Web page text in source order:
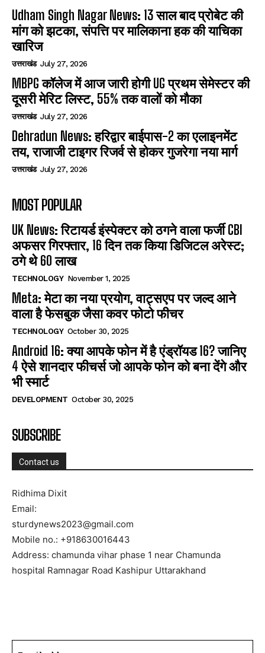
Udham Singh Nagar News: 13 साल बाद प्रोबेट की
मांग को झटका, संपत्ति पर मालिकाना हक की याचिका
खारिज
उत्तराखंड July 27, 2026
MBPG कॉलेज में आज जारी होगी UG प्रथम सेमेस्टर की
दूसरी मेरिट लिस्ट, 55% तक वालों को मौका
उत्तराखंड July 27, 2026
Dehradun News: हरिद्वार बाईपास-2 का एलाइनमेंट
तय, राजाजी टाइगर रिजर्व से होकर गुजरेगा नया मार्ग
उत्तराखंड July 27, 2026
MOST POPULAR
UK News: रिटायर्ड इंस्पेक्टर को ठगने वाला फर्जी CBI
अफसर गिरफ्तार, 16 दिन तक किया डिजिटल अरेस्ट;
ठगे थे 60 लाख
TECHNOLOGY November 1, 2025
Meta: मेटा का नया प्रयोग, वाट्सएप पर जल्द आने
वाला है फेसबुक जैसा कवर फोटो फीचर
TECHNOLOGY October 30, 2025
Android 16: क्या आपके फोन में है एंड्रॉयड 16? जानिए
4 ऐसे शानदार फीचर्स जो आपके फोन को बना देंगे और
भी स्मार्ट
DEVELOPMENT October 30, 2025
SUBSCRIBE
Contact us
Ridhima Dixit
Email:
sturdynews2023@gmail.com
Mobile no.: +918630016443
Address: chamunda vihar phase 1 near Chamunda
hospital Ramnagar Road Kashipur Uttarakhand